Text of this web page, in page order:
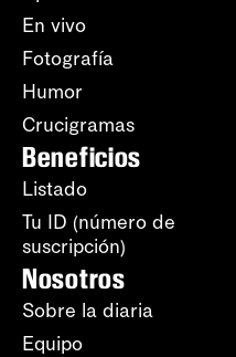
En vivo
Fotografía
Humor
Crucigramas
Beneficios
Listado
Tu ID (número de
suscripción)
Nosotros
Sobre la diaria
Equipo